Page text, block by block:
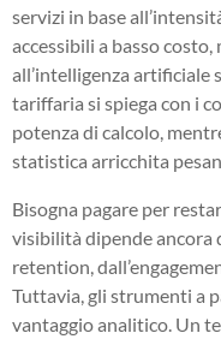
servizi in base
accessibili a basso
all’intelligenza artificiale
tariffaria si spiega con i
potenza di calcolo,
statistica arricchita
Bisogna pagare per
visibilità dipende ancora
retention,
Tuttavia, gli strumenti a
vantaggio analitico. Un